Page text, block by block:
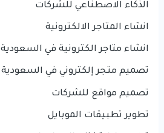
الذكاء الاصطناعي للشركات
انشاء المتاجر الالكترونية
انشاء متاجر الكترونية في السعودية
تصميم متجر إلكتروني في السعودية
تصميم مواقع للشركات
تطوير تطبيقات الموبايل